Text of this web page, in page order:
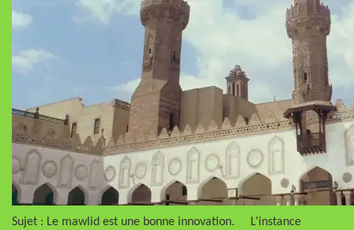
Sujet : Le mawlid est une bonne innovation. L’instance